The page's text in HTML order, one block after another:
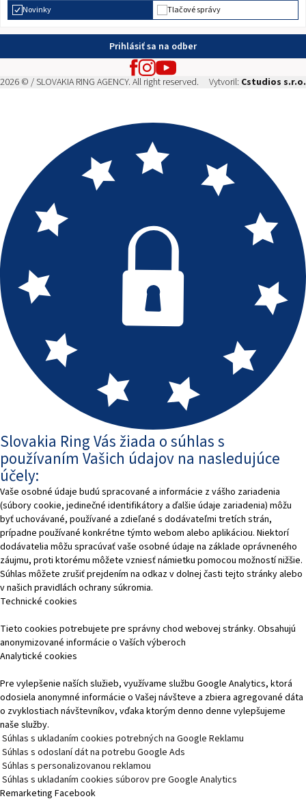
Novinky Tlačové správy
Prihlásiť sa na odber
2026 © / SLOVAKIA RING AGENCY. All right reserved. Vytvoril: Cstudios s.r.o.
Slovakia Ring Vás žiada o súhlas s
používaním Vašich údajov na nasledujúce
účely:
Vaše osobné údaje budú spracované a informácie z vášho zariadenia
(súbory cookie, jedinečné identifikátory a ďalšie údaje zariadenia) môžu
byť uchovávané, používané a zdieľané s dodávateľmi tretích strán,
prípadne používané konkrétne týmto webom alebo aplikáciou. Niektorí
dodávatelia môžu spracúvať vaše osobné údaje na základe oprávneného
záujmu, proti ktorému môžete vzniesť námietku pomocou možností nižšie.
Súhlas môžete zrušiť prejdením na odkaz v dolnej časti tejto stránky alebo
v našich pravidlách ochrany súkromia.
Technické cookies
Tieto cookies potrebujete pre správny chod webovej stránky. Obsahujú
anonymizované informácie o Vaších výberoch
Analytické cookies
Pre vylepšenie naších služieb, využívame službu Google Analytics, ktorá
odosiela anonymné informácie o Vašej návšteve a zbiera agregované dáta
o zvyklostiach návštevníkov, vďaka ktorým denno denne vylepšujeme
naše služby.
Súhlas s ukladaním cookies potrebných na Google Reklamu
Súhlas s odoslaní dát na potrebu Google Ads
Súhlas s personalizovanou reklamou
Súhlas s ukladaním cookies súborov pre Google Analytics
Remarketing Facebook